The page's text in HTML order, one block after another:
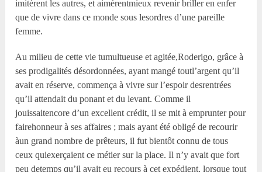
imitèrent les autres, et aimèrentmieux revenir briller en enfer
que de vivre dans ce monde sous lesordres d’une pareille
femme.
Au milieu de cette vie tumultueuse et agitée,Roderigo, grâce à
ses prodigalités désordonnées, ayant mangé toutl’argent qu’il
avait en réserve, commença à vivre sur l’espoir desrentrées
qu’il attendait du ponant et du levant. Comme il
jouissaitencore d’un excellent crédit, il se mit à emprunter pour
fairehonneur à ses affaires ; mais ayant été obligé de recourir
àun grand nombre de prêteurs, il fut bientôt connu de tous
ceux quiexerçaient ce métier sur la place. Il n’y avait que fort
peu detemps qu’il avait eu recours à cet expédient, lorsque tout